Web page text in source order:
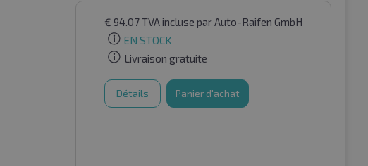
€ 94.07TVA incluse par Auto-Raifen GmbH
EN STOCK
Livraison gratuite
Détails Panier d'achat